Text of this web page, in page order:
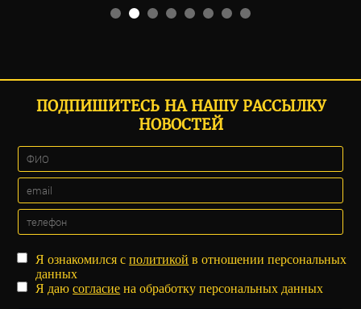
ПОДПИШИТЕСЬ НА НАШУ РАССЫЛКУ
НОВОСТЕЙ
Я ознакомился сполитикой в отношении персональных
данных
Я даюсогласие на обработку персональных данных